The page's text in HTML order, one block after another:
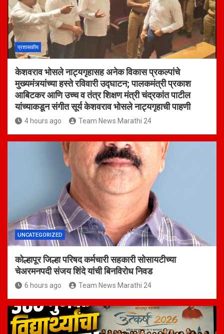
प्रशासकीय
केशवराव भोसले नाट्यगृहासह अनेक विकास प्रकल्पांचे
मुख्यमंत्र्यांच्या हस्ते रविवारी उद्घाटन; पालकमंत्री प्रकाश
आबिटकर आणि उच्च व तंत्र शिक्षण मंत्री चंद्रकांत पाटील
यांच्याकडून संगीत सूर्य केशवराव भोसले नाट्यगृहाची पाहणी
4 hours ago Team News Marathi 24
UNCATEGORIZED
कोल्हापूर जिल्हा परिषद कर्मचारी सहकारी सोसायटीच्या
चेअरमनपदी संजय शिंदे यांची बिनविरोध निवड
6 hours ago Team News Marathi 24